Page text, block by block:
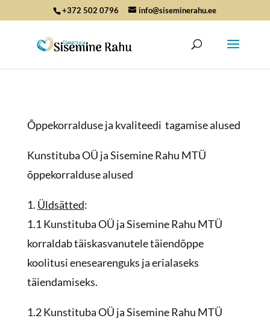
+372 502 0796 info@siseminerahu.ee
Õppekorralduse ja kvaliteedi tagamise alused
Kunstituba OÜ ja Sisemine Rahu MTÜ
õppekorralduse alused
1. Üldsätted:
1.1 Kunstituba OÜ ja Sisemine Rahu MTÜ
korraldab täiskasvanutele täiendõppe
koolitusi enesearenguks ja erialaseks
täiendamiseks.
1.2 Kunstituba OÜ ja Sisemine Rahu MTÜ